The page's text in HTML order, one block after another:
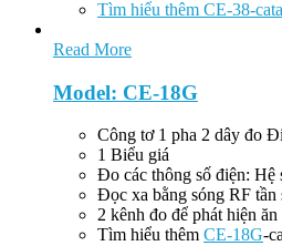
Tìm hiểu thêm CE-38-
Read More
Model: CE-18G
Công tơ 1 pha 2 dây đo
1 Biểu giá
Đo các thông số điện: Hệ
Đọc xa bằng sóng RF
2 kênh đo để phát hiện ăn
Tìm hiểu thêm CE-18G-